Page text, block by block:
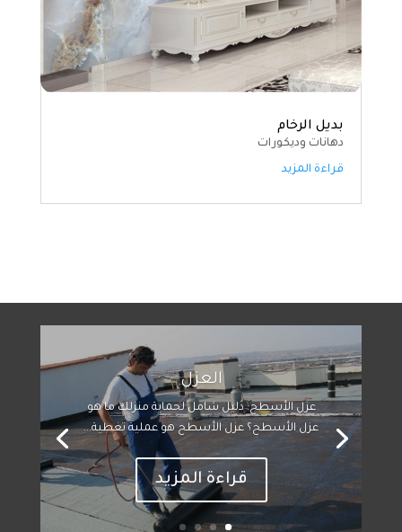
بديل الرخام
دهانات وديكورات
قراءة المزيد
العزل
عزل الأسطح: دليل شامل لحماية منزلك ما هو
عزل الأسطح؟ عزل الأسطح هو عملية تغطية...
قراءة المزيد